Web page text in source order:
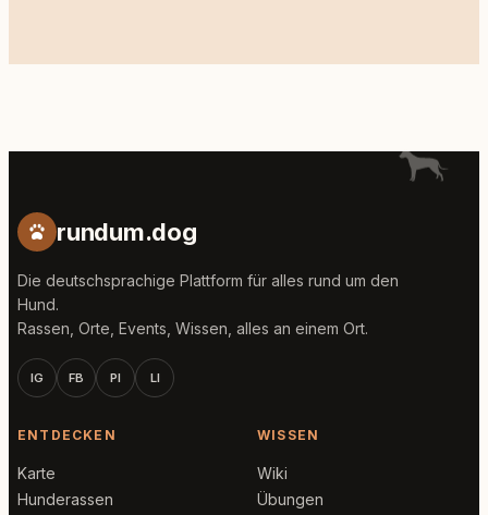
rundum.dog
Die deutschsprachige Plattform für alles rund um den
Hund.
Rassen, Orte, Events, Wissen, alles an einem Ort.
IG FB PI LI
ENTDECKEN
Karte
Hunderassen
WISSEN
Wiki
Übungen